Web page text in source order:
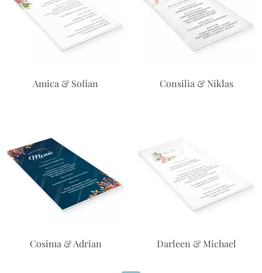
Amica & Sofian Consilia & Niklas
Cosima & Adrian Darleen & Michael